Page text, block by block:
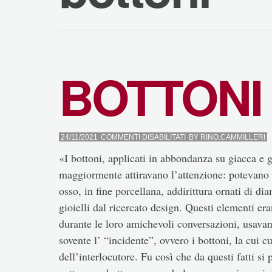
BOTTONI
24/11/2021 COMMENTI DISABILITATISUBY RINO.CAMMILLERI
«I bottoni, applicati in abbondanza su giacca
maggiormente attiravano l’attenzione:
osso, in fine porcellana, addirittura ornati di
gioielli dal ricercato design. Questi elementi
durante le loro amichevoli conversazioni,
sovente l’ “incidente”, ovvero i bottoni, la cui
dell’interlocutore. Fu così che da questi fatti si